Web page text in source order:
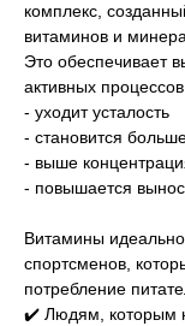
комплекс,
витаминов и
Это обеспечивает
активных
- уходит усталость
- становится
- выше
- повышается
Витамины
спортсменов,
потребление
✔️ Людям, которым